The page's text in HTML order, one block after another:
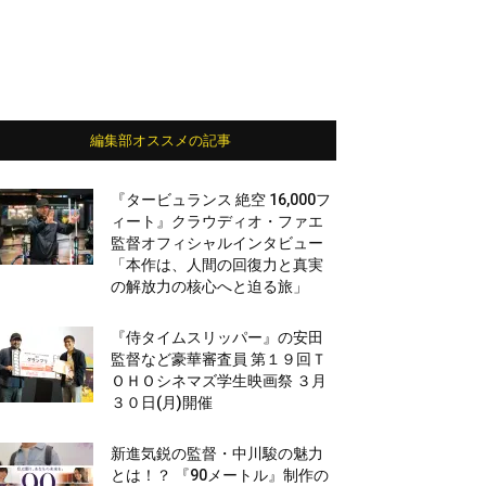
編集部オススメの記事
『タービュランス 絶空 16,000フ
ィート』クラウディオ・ファエ
監督オフィシャルインタビュー
「本作は、人間の回復力と真実
の解放力の核心へと迫る旅」
『侍タイムスリッパー』の安田
監督など豪華審査員 第１９回Ｔ
ＯＨＯシネマズ学生映画祭 ３月
３０日(月)開催
新進気鋭の監督・中川駿の魅力
とは！？ 『90メートル』制作の